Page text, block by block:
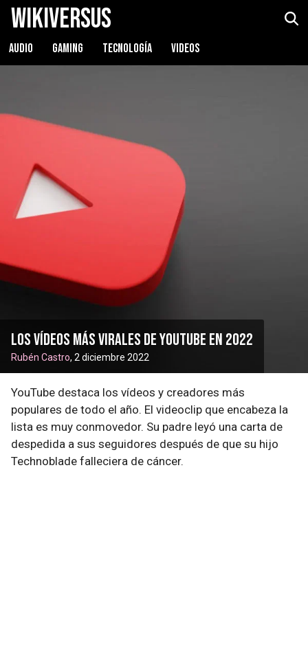
WikiVersus
AUDIO GAMING TECNOLOGÍA VIDEOS
Los vídeos más virales de YouTube en 2022
Rubén Castro, 2 diciembre 2022
YouTube destaca los vídeos y creadores más
populares de todo el año. El videoclip que encabeza la
lista es muy conmovedor. Su padre leyó una carta de
despedida a sus seguidores después de que su hijo
Technoblade falleciera de cáncer.